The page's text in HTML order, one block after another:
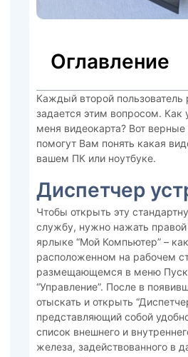
Оглавление
Каждый второй пользователь
задается этим вопросом. Как
меня видеокарта? Вот
помогут Вам понять какая
вашем ПК или ноутбуке.
Диспетчер
Чтобы открыть эту
службу, нужно нажать
ярлыке “Мой Компьютер” –
расположенном на рабочем
размещающемся в меню
“Управление”. После в
отыскать и открыть
представляющий собой
список внешнего и
железа, задействованного в